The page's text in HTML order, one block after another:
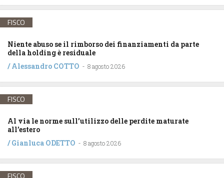
FISCO
Niente abuso se il rimborso dei finanziamenti da parte
della holding è residuale
/Alessandro COTTO - 8 agosto 2026
FISCO
Al via le norme sull’utilizzo delle perdite maturate
all’estero
/Gianluca ODETTO - 8 agosto 2026
FISCO